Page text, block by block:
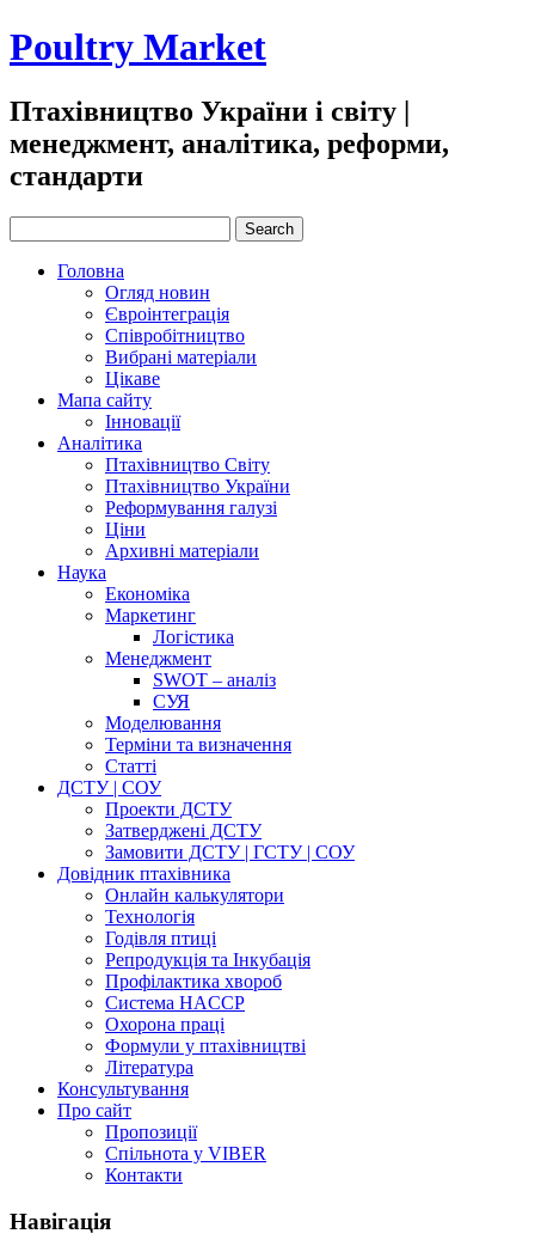
Poultry Market
Птахівництво України і cвіту |
менеджмент, аналітика, реформи,
стандарти
Головна
Огляд новин
Євроінтеграція
Співробітництво
Вибрані матеріали
Цікаве
Мапа сайту
Інновації
Аналітика
Птахівництво Світу
Птахівництво України
Реформування галузі
Ціни
Архивні матеріали
Наука
Економіка
Маркетинг
Логістика
Менеджмент
SWOT – аналіз
СУЯ
Моделювання
Терміни та визначення
Cтатті
ДСТУ | СОУ
Проекти ДСТУ
Затверджені ДСТУ
Замовити ДСТУ | ГСТУ | СОУ
Довідник птахівника
Онлайн калькулятори
Технологія
Годівля птиці
Репродукція та Інкубація
Профілактика хвороб
Система HACCP
Охорона праці
Формули у птахівництві
Література
Консультування
Про сайт
Пропозиції
Спільнота у VIBER
Контакти
Навігація